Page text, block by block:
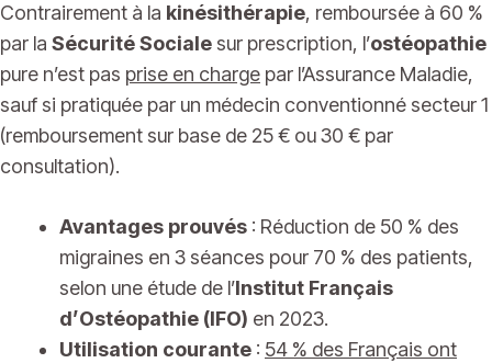
Contrairement à la kinésithérapie, remboursée à 60 %
par la Sécurité Sociale sur prescription, l’ostéopathie
pure n’est pas prise en charge par l’Assurance Maladie,
sauf si pratiquée par un médecin conventionné secteur 1
(remboursement sur base de 25 € ou 30 € par
consultation).
Avantages prouvés : Réduction de 50 % des
migraines en 3 séances pour 70 % des patients,
selon une étude de l’Institut Français
d’Ostéopathie (IFO) en 2023.
Utilisation courante : 54 % des Français ont